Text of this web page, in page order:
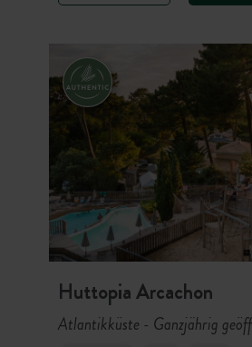
Aufenthalt mit
Zugang zu den
in 900 m
direkt am
Radwege: ein
um die Schätze
Ruhe, frischer Luft
zu entdecken.
Huttopia Arcachon
Atlantikküste - Ganzjährig